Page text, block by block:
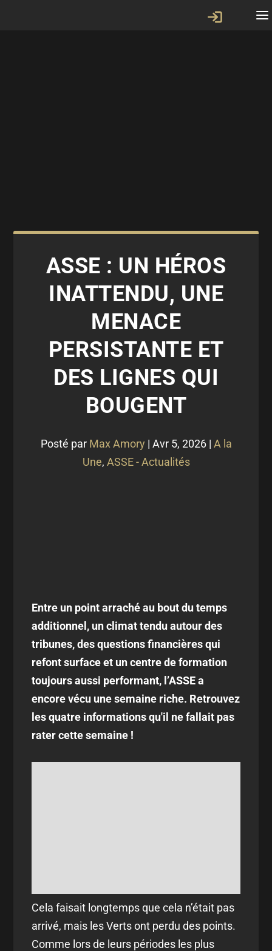
ASSE : UN HÉROS
INATTENDU, UNE
MENACE
PERSISTANTE ET
DES LIGNES QUI
BOUGENT
Posté par Max Amory | Avr 5, 2026| A la
Une, ASSE - Actualités
Entre un point arraché au bout du temps
additionnel, un climat tendu autour des
tribunes, des questions financières qui
refont surface et un centre de formation
toujours aussi performant, l’ASSE a
encore vécu une semaine riche. Retrouvez
les quatre informations qu'il ne fallait pas
rater cette semaine !
Cela faisait longtemps que cela n’était pas
arrivé, mais les Verts ont perdu des points.
Comme lors de leurs périodes les plus